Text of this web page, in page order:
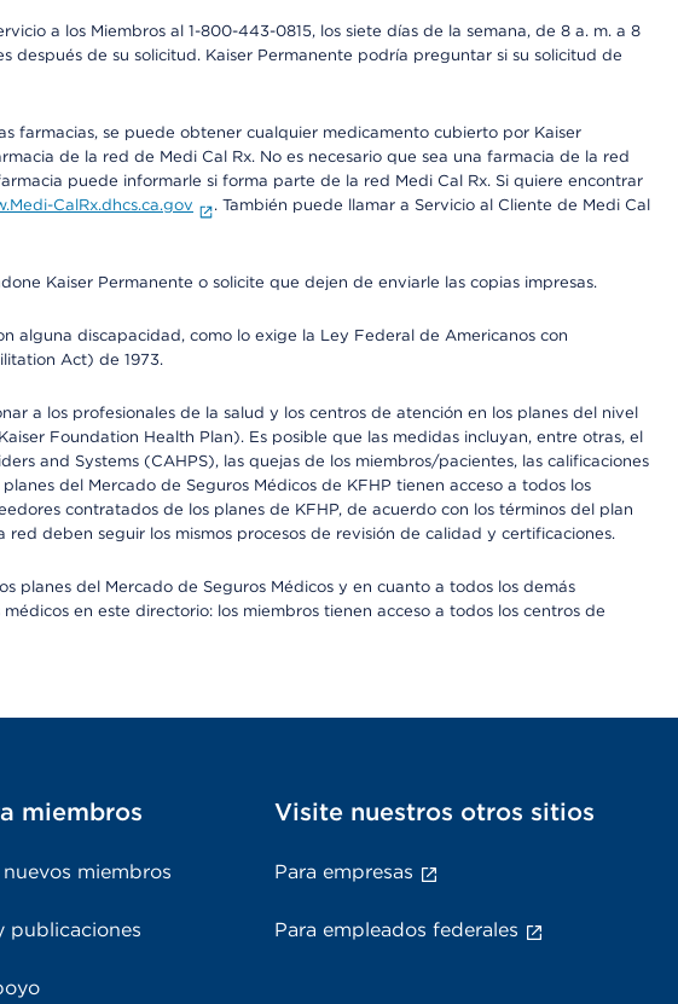
a los Miembros al 1-800-443-0815, los siete días de la semana, de 8 a. m. a 8
de su solicitud. Kaiser Permanente podría preguntar si su solicitud de
farmacias, se puede obtener cualquier medicamento cubierto por Kaiser
de la red de Medi Cal Rx. No es necesario que sea una farmacia de la red
puede informarle si forma parte de la red Medi Cal Rx. Si quiere encontrar
CalRx.dhcs.ca.gov
. También puede llamar a Servicio al Cliente de Medi Cal
Kaiser Permanente o solicite que dejen de enviarle las copias impresas.
alguna discapacidad, como lo exige la Ley Federal de Americanos con
Act) de 1973.
a los profesionales de la salud y los centros de atención en los planes del nivel
Foundation Health Plan). Es posible que las medidas incluyan, entre otras, el
and Systems (CAHPS), las quejas de los miembros/pacientes, las calificaciones
del Mercado de Seguros Médicos de KFHP tienen acceso a todos los
contratados de los planes de KFHP, de acuerdo con los términos del plan
deben seguir los mismos procesos de revisión de calidad y certificaciones.
planes del Mercado de Seguros Médicos y en cuanto a todos los demás
en este directorio: los miembros tienen acceso a todos los centros de
miembros
miembros
publicaciones
Visite nuestros otros sitios
Para empresas
Para empleados federales